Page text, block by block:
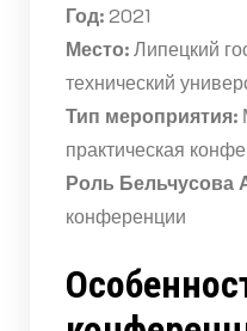
Год:2021
Место:Липецкий
технический
Тип мероприятия:
практическая
Роль Бельчусова
конференции